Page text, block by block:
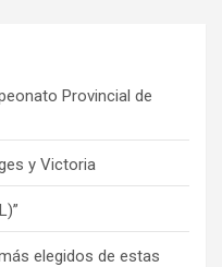
Provincial de
y Victoria
elegidos de estas